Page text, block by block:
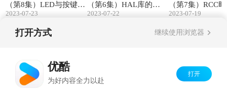
（第8集）LED与按键驱
动程序！
2023-07-23
（第6集）HAL库的结
构与使用！
2023-07-22
（第7集）RCC
延时函数！
2023-07-19
打开方式 继续使用浏览器
优酷
为好内容全力以赴
打开